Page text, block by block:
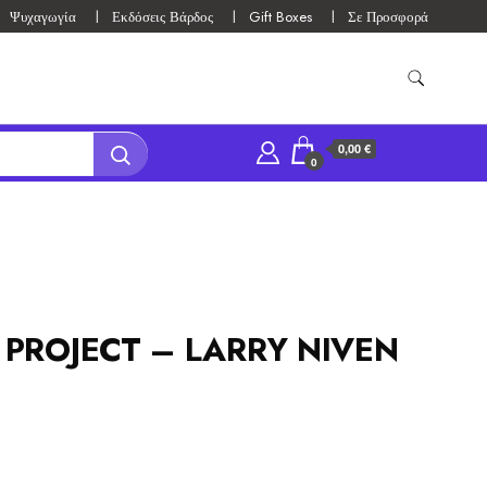
Ψυχαγωγία Εκδόσεις Βάρδος Gift Boxes Σε Προσφορά
0
0,00 €
– LARRY NIVEN